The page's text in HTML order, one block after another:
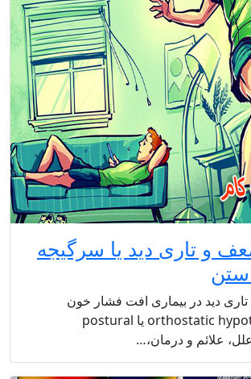
و تاری دید یا سرگیجه
دید در بیماری افت فشار خون
وضعیتیorthostatic hypotension یا postural